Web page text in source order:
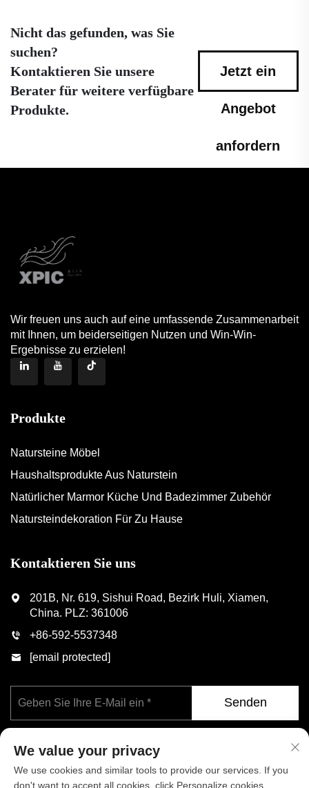
Nicht das gefunden, was Sie
suchen?
Kontaktieren Sie unsere
Berater für weitere verfügbare
Produkte.
Jetzt ein
Angebot
anfordern
Wir freuen uns auch auf eine umfassende Zusammenarbeit
mit Ihnen, um beiderseitigen Nutzen und Win-Win-
Ergebnisse zu erzielen!
Produkte
Natursteine Möbel
Haushaltsprodukte Aus Naturstein
Natürlicher Marmor Küche Und Badezimmer Zubehör
Natursteindekoration Für Zu Hause
Kontaktieren Sie uns
201B, Nr. 619, Sishui Road, Bezirk Huli, Xiamen,
China. PLZ: 361006
+86-592-5537348
[email protected]
Senden
We value your privacy
We use cookies and similar tools to provide our services. If you
don't want to accept all cookies, click Personalize cookies.